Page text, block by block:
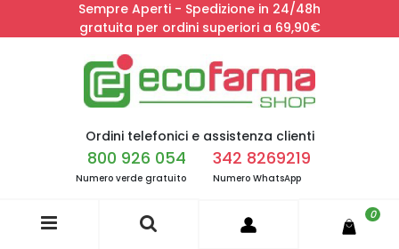
Sempre Aperti - Spedizione in 24/48h
gratuita per ordini superiori a 69,90€
Ordini telefonici e assistenza clienti
800 926 054
Numero verde gratuito
342 8269219
Numero WhatsApp
0